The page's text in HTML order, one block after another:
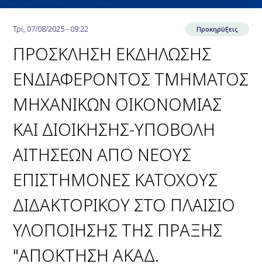
Τρί, 07/08/2025 - 09:22 Προκηρύξεις
ΠΡΟΣΚΛΗΣΗ ΕΚΔΗΛΩΣΗΣ
ΕΝΔΙΑΦΕΡΟΝΤΟΣ ΤΜΗΜΑΤΟΣ
ΜΗΧΑΝΙΚΩΝ ΟΙΚΟΝΟΜΙΑΣ
ΚΑΙ ΔΙΟΙΚΗΣΗΣ-ΥΠΟΒΟΛΗ
ΑΙΤΗΣΕΩΝ ΑΠΟ ΝΕΟΥΣ
ΕΠΙΣΤΗΜΟΝΕΣ ΚΑΤΟΧΟΥΣ
ΔΙΔΑΚΤΟΡΙΚΟΥ ΣΤΟ ΠΛΑΙΣΙΟ
ΥΛΟΠΟΙΗΣΗΣ ΤΗΣ ΠΡΑΞΗΣ
"ΑΠΟΚΤΗΣΗ ΑΚΑΔ.